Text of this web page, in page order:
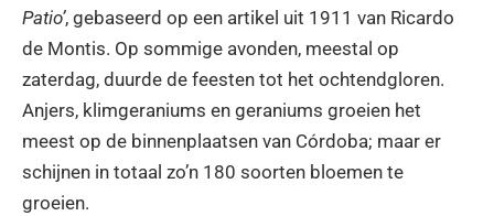
Patio’, gebaseerd op een artikel uit 1911 van Ricardo
de Montis. Op sommige avonden, meestal op
zaterdag, duurde de feesten tot het ochtendgloren.
Anjers, klimgeraniums en geraniums groeien het
meest op de binnenplaatsen van Córdoba; maar er
schijnen in totaal zo’n 180 soorten bloemen te
groeien.